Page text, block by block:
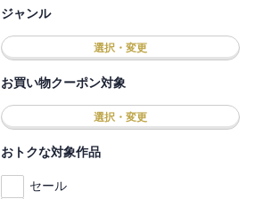
ジャンル
選択・変更
お買い物クーポン対象
選択・変更
おトクな対象作品
セール